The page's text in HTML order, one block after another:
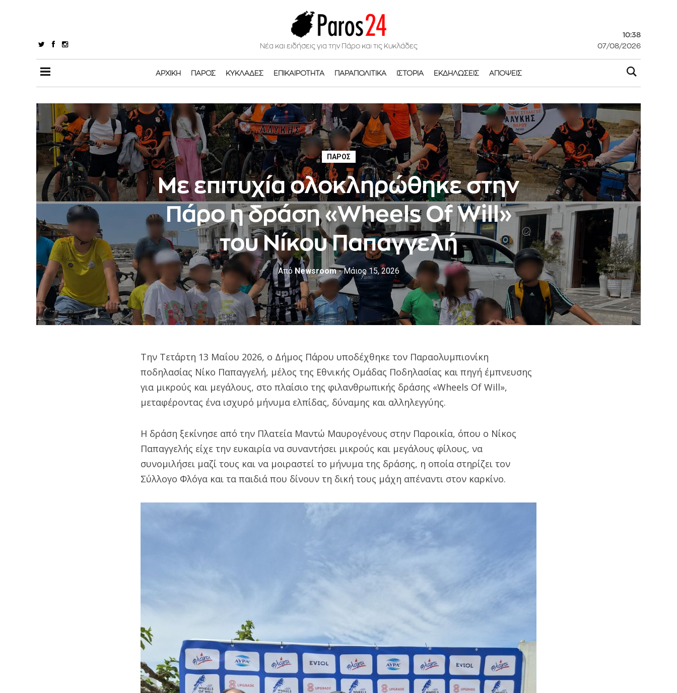
Νέα και ειδήσεις για την Πάρο και τις Κυκλάδες
10:38
07/08/2026
ΑΡΧΙΚΉ ΠΆΡΟΣ ΚΥΚΛΆΔΕΣ ΕΠΙΚΑΙΡΌΤΗΤΑ ΠΑΡΑΠΟΛΙΤΙΚΆ ΙΣΤΟΡΊΑ ΕΚΔΗΛΏΣΕΙΣ ΑΠΌΨΕΙΣ
ΠΆΡΟΣ
Με επιτυχία ολοκληρώθηκε στην
Πάρο η δράση «Wheels Of Will»
του Νίκου Παπαγγελή
ΑπόNewsroom - Μάιος 15, 2026
Την Τετάρτη 13 Μαΐου 2026, ο Δήμος Πάρου υποδέχθηκε τον Παραολυμπιονίκη
ποδηλασίας Νίκο Παπαγγελή, μέλος της Εθνικής Ομάδας Ποδηλασίας και πηγή έμπνευσης
για μικρούς και μεγάλους, στο πλαίσιο της φιλανθρωπικής δράσης «Wheels Of Will»,
μεταφέροντας ένα ισχυρό μήνυμα ελπίδας, δύναμης και αλληλεγγύης.
Η δράση ξεκίνησε από την Πλατεία Μαντώ Μαυρογένους στην Παροικία, όπου ο Νίκος
Παπαγγελής είχε την ευκαιρία να συναντήσει μικρούς και μεγάλους φίλους, να
συνομιλήσει μαζί τους και να μοιραστεί το μήνυμα της δράσης, η οποία στηρίζει τον
Σύλλογο Φλόγα και τα παιδιά που δίνουν τη δική τους μάχη απέναντι στον καρκίνο.